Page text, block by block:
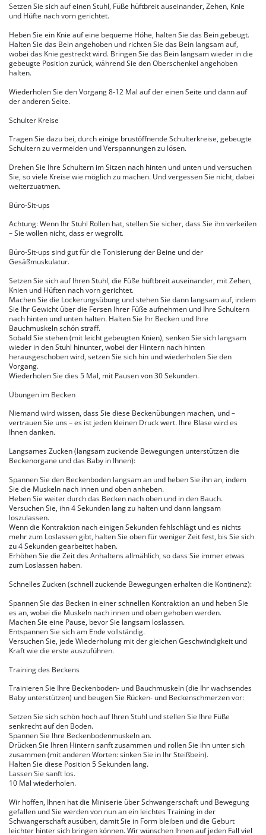
Setzen Sie sich auf einen Stuhl, Füße hüftbreit auseinander, Zehen, Knie
und Hüfte nach vorn gerichtet.
Heben Sie ein Knie auf eine bequeme Höhe, halten Sie das Bein gebeugt.
Halten Sie das Bein angehoben und richten Sie das Bein langsam auf,
wobei das Knie gestreckt wird. Bringen Sie das Bein langsam wieder in die
gebeugte Position zurück, während Sie den Oberschenkel angehoben
halten.
Wiederholen Sie den Vorgang 8-12 Mal auf der einen Seite und dann auf
der anderen Seite.
Schulter Kreise
Tragen Sie dazu bei, durch einige brustöffnende Schulterkreise, gebeugte
Schultern zu vermeiden und Verspannungen zu lösen.
Drehen Sie Ihre Schultern im Sitzen nach hinten und unten und versuchen
Sie, so viele Kreise wie möglich zu machen. Und vergessen Sie nicht, dabei
weiterzuatmen.
Büro-Sit-ups
Achtung: Wenn Ihr Stuhl Rollen hat, stellen Sie sicher, dass Sie ihn verkeilen
– Sie wollen nicht, dass er wegrollt.
Büro-Sit-ups sind gut für die Tonisierung der Beine und der
Gesäßmuskulatur.
Setzen Sie sich auf Ihren Stuhl, die Füße hüftbreit auseinander, mit Zehen,
Knien und Hüften nach vorn gerichtet.
Machen Sie die Lockerungsübung und stehen Sie dann langsam auf, indem
Sie Ihr Gewicht über die Fersen Ihrer Füße aufnehmen und Ihre Schultern
nach hinten und unten halten. Halten Sie Ihr Becken und Ihre
Bauchmuskeln schön straff.
Sobald Sie stehen (mit leicht gebeugten Knien), senken Sie sich langsam
wieder in den Stuhl hinunter, wobei der Hintern nach hinten
herausgeschoben wird, setzen Sie sich hin und wiederholen Sie den
Vorgang.
Wiederholen Sie dies 5 Mal, mit Pausen von 30 Sekunden.
Übungen im Becken
Niemand wird wissen, dass Sie diese Beckenübungen machen, und –
vertrauen Sie uns – es ist jeden kleinen Druck wert. Ihre Blase wird es
Ihnen danken.
Langsames Zucken (langsam zuckende Bewegungen unterstützen die
Beckenorgane und das Baby in Ihnen):
Spannen Sie den Beckenboden langsam an und heben Sie ihn an, indem
Sie die Muskeln nach innen und oben anheben.
Heben Sie weiter durch das Becken nach oben und in den Bauch.
Versuchen Sie, ihn 4 Sekunden lang zu halten und dann langsam
loszulassen.
Wenn die Kontraktion nach einigen Sekunden fehlschlägt und es nichts
mehr zum Loslassen gibt, halten Sie oben für weniger Zeit fest, bis Sie sich
zu 4 Sekunden gearbeitet haben.
Erhöhen Sie die Zeit des Anhaltens allmählich, so dass Sie immer etwas
zum Loslassen haben.
Schnelles Zucken (schnell zuckende Bewegungen erhalten die Kontinenz):
Spannen Sie das Becken in einer schnellen Kontraktion an und heben Sie
es an, wobei die Muskeln nach innen und oben gehoben werden.
Machen Sie eine Pause, bevor Sie langsam loslassen.
Entspannen Sie sich am Ende vollständig.
Versuchen Sie, jede Wiederholung mit der gleichen Geschwindigkeit und
Kraft wie die erste auszuführen.
Training des Beckens
Trainieren Sie Ihre Beckenboden- und Bauchmuskeln (die Ihr wachsendes
Baby unterstützen) und beugen Sie Rücken- und Beckenschmerzen vor:
Setzen Sie sich schön hoch auf Ihren Stuhl und stellen Sie Ihre Füße
senkrecht auf den Boden.
Spannen Sie Ihre Beckenbodenmuskeln an.
Drücken Sie Ihren Hintern sanft zusammen und rollen Sie ihn unter sich
zusammen (mit anderen Worten: sinken Sie in Ihr Steißbein).
Halten Sie diese Position 5 Sekunden lang.
Lassen Sie sanft los.
10 Mal wiederholen.
Wir hoffen, Ihnen hat die Miniserie über Schwangerschaft und Bewegung
gefallen und Sie werden von nun an ein leichtes Training in der
Schwangerschaft ausüben, damit Sie in Form bleiben und die Geburt
leichter hinter sich bringen können. Wir wünschen Ihnen auf jeden Fall viel